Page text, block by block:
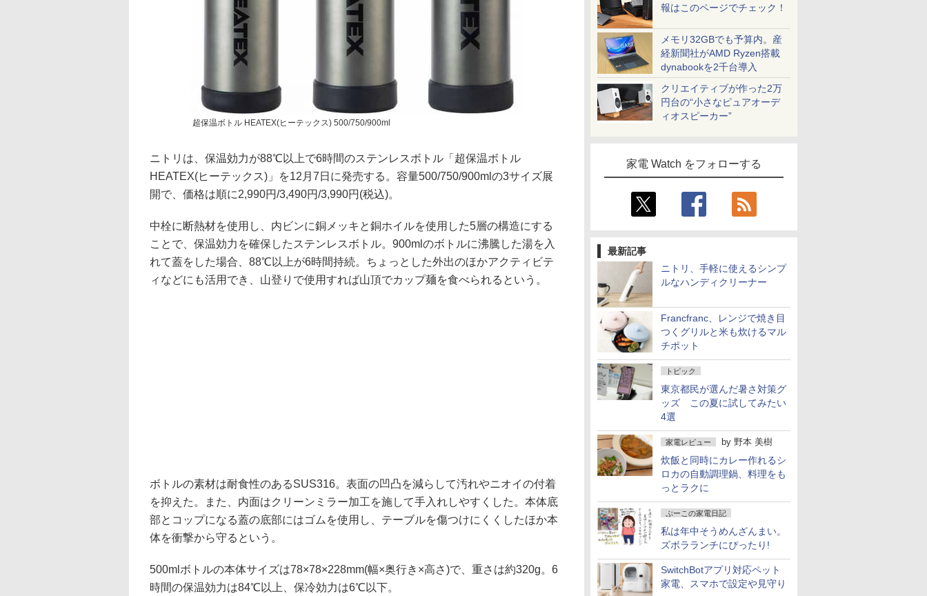
報はこのページでチェック！
メモリ32GBでも予算内。産
経新聞社がAMD Ryzen搭載
dynabookを2千台導入
クリエイティブが作った2万
円台の“小さなピュアオーデ
ィオスピーカー”
家電 Watch をフォローする
最新記事
ニトリ、手軽に使えるシンプ
ルなハンディクリーナー
Francfranc、レンジで焼き目
つくグリルと米も炊けるマル
チポット
トピック
東京都民が選んだ暑さ対策グ
ッズ この夏に試してみたい
4選
家電レビュー by 野本 美樹
炊飯と同時にカレー作れるシ
ロカの自動調理鍋、料理をも
っとラクに
ぷーこの家電日記
私は年中そうめんざんまい。
ズボラランチにぴったり!
SwitchBotアプリ対応ペット
家電、スマホで設定や見守り
超保温ボトル HEATEX(ヒーテックス) 500/750/900ml
ニトリは、保温効力が88℃以上で6時間のステンレスボトル「超保温ボトル
HEATEX(ヒーテックス)」を12月7日に発売する。容量500/750/900mlの3サイズ展
開で、価格は順に2,990円/3,490円/3,990円(税込)。
中栓に断熱材を使用し、内ビンに銅メッキと銅ホイルを使用した5層の構造にする
ことで、保温効力を確保したステンレスボトル。900mlのボトルに沸騰した湯を入
れて蓋をした場合、88℃以上が6時間持続。ちょっとした外出のほかアクティビテ
ィなどにも活用でき、山登りで使用すれば山頂でカップ麺を食べられるという。
ボトルの素材は耐食性のあるSUS316。表面の凹凸を減らして汚れやニオイの付着
を抑えた。また、内面はクリーンミラー加工を施して手入れしやすくした。本体底
部とコップになる蓋の底部にはゴムを使用し、テーブルを傷つけにくくしたほか本
体を衝撃から守るという。
500mlボトルの本体サイズは78×78×228mm(幅×奥行き×高さ)で、重さは約320g。6
時間の保温効力は84℃以上、保冷効力は6℃以下。